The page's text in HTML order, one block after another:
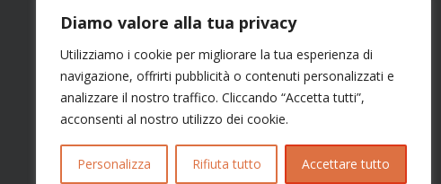
Diamo valore alla tua privacy
Utilizziamo i cookie per migliorare la tua esperienza di
navigazione, offrirti pubblicità o contenuti personalizzati e
analizzare il nostro traffico. Cliccando “Accetta tutti”,
acconsenti al nostro utilizzo dei cookie.
Personalizza Rifiuta tutto Accettare tutto